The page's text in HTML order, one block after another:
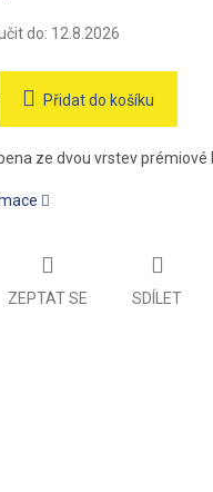
do: 12.8.2026
Přidat do košíku
ze dvou vrstev
ZEPTAT SE SDÍLET